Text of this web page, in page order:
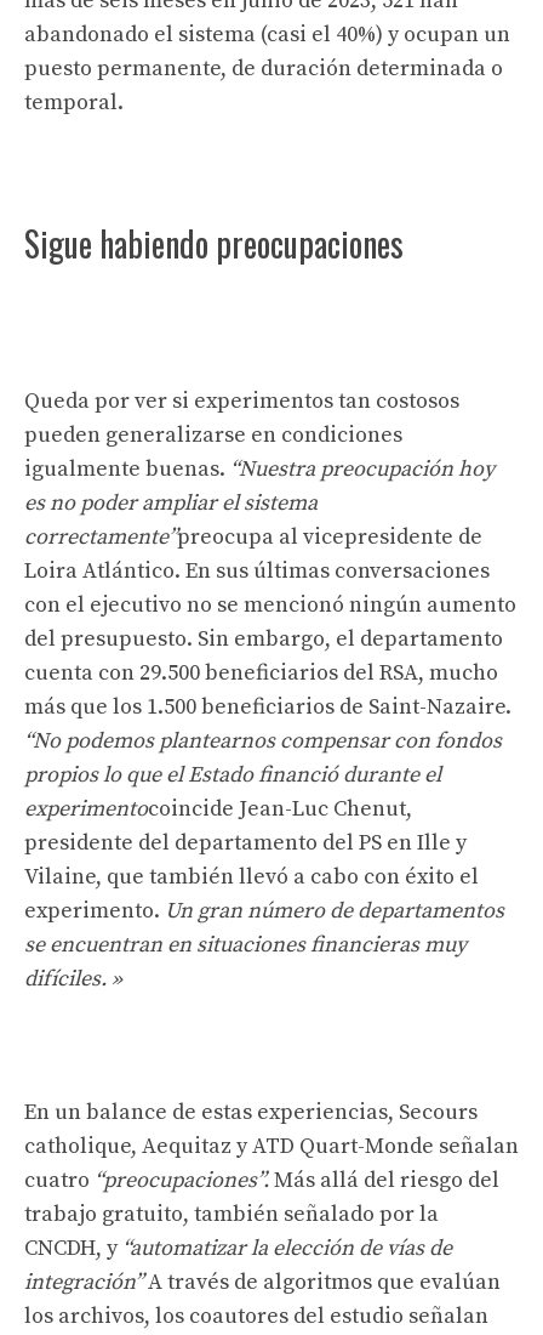
abandonado el sistema (casi el 40%) y ocupan un
puesto permanente, de duración determinada o
temporal.
Sigue habiendo preocupaciones
Queda por ver si experimentos tan costosos
pueden generalizarse en condiciones
igualmente buenas. “Nuestra preocupación hoy
es no poder ampliar el sistema
correctamente”preocupa al vicepresidente de
Loira Atlántico. En sus últimas conversaciones
con el ejecutivo no se mencionó ningún aumento
del presupuesto. Sin embargo, el departamento
cuenta con 29.500 beneficiarios del RSA, mucho
más que los 1.500 beneficiarios de Saint-Nazaire.
“No podemos plantearnos compensar con fondos
propios lo que el Estado financió durante el
experimentocoincide Jean-Luc Chenut,
presidente del departamento del PS en Ille y
Vilaine, que también llevó a cabo con éxito el
experimento. Un gran número de departamentos
se encuentran en situaciones financieras muy
difíciles. »
En un balance de estas experiencias, Secours
catholique, Aequitaz y ATD Quart-Monde señalan
cuatro “preocupaciones”.Más allá del riesgo del
trabajo gratuito, también señalado por la
CNCDH, y “automatizar la elección de vías de
integración”A través de algoritmos que evalúan
los archivos, los coautores del estudio señalan